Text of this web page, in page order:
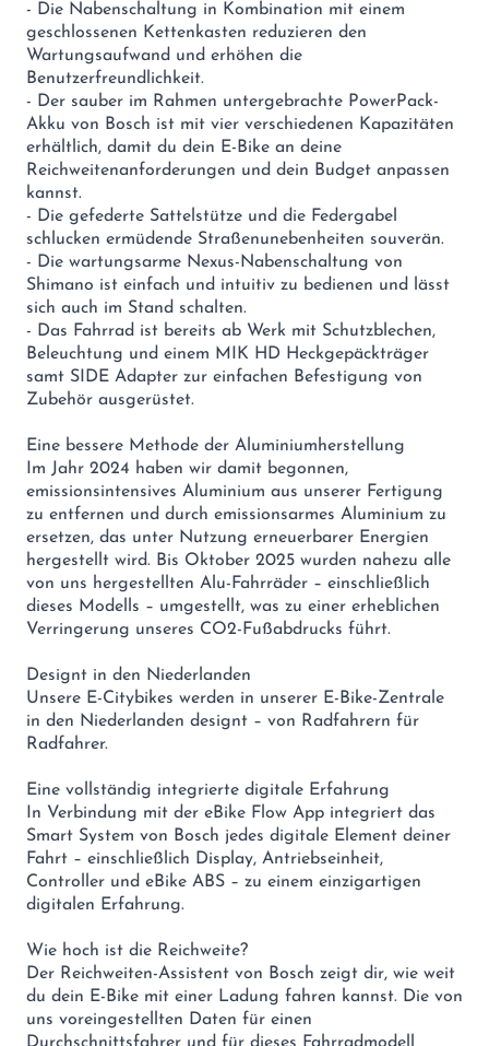
- Die Nabenschaltung in Kombination mit einem
geschlossenen Kettenkasten reduzieren den
Wartungsaufwand und erhöhen die
Benutzerfreundlichkeit.
- Der sauber im Rahmen untergebrachte PowerPack-
Akku von Bosch ist mit vier verschiedenen Kapazitäten
erhältlich, damit du dein E-Bike an deine
Reichweitenanforderungen und dein Budget anpassen
kannst.
- Die gefederte Sattelstütze und die Federgabel
schlucken ermüdende Straßenunebenheiten souverän.
- Die wartungsarme Nexus-Nabenschaltung von
Shimano ist einfach und intuitiv zu bedienen und lässt
sich auch im Stand schalten.
- Das Fahrrad ist bereits ab Werk mit Schutzblechen,
Beleuchtung und einem MIK HD Heckgepäckträger
samt SIDE Adapter zur einfachen Befestigung von
Zubehör ausgerüstet.
Eine bessere Methode der Aluminiumherstellung
Im Jahr 2024 haben wir damit begonnen,
emissionsintensives Aluminium aus unserer Fertigung
zu entfernen und durch emissionsarmes Aluminium zu
ersetzen, das unter Nutzung erneuerbarer Energien
hergestellt wird. Bis Oktober 2025 wurden nahezu alle
von uns hergestellten Alu-Fahrräder – einschließlich
dieses Modells – umgestellt, was zu einer erheblichen
Verringerung unseres CO2-Fußabdrucks führt.
Designt in den Niederlanden
Unsere E-Citybikes werden in unserer E-Bike-Zentrale
in den Niederlanden designt – von Radfahrern für
Radfahrer.
Eine vollständig integrierte digitale Erfahrung
In Verbindung mit der eBike Flow App integriert das
Smart System von Bosch jedes digitale Element deiner
Fahrt – einschließlich Display, Antriebseinheit,
Controller und eBike ABS – zu einem einzigartigen
digitalen Erfahrung.
Wie hoch ist die Reichweite?
Der Reichweiten-Assistent von Bosch zeigt dir, wie weit
du dein E-Bike mit einer Ladung fahren kannst. Die von
uns voreingestellten Daten für einen